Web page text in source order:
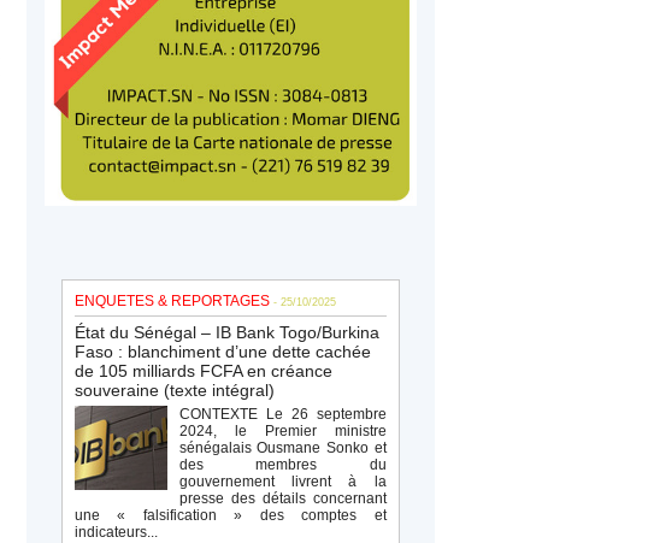
ENQUETES & REPORTAGES - 25/10/2025
État du Sénégal – IB Bank Togo/Burkina
Faso : blanchiment d’une dette cachée
de 105 milliards FCFA en créance
souveraine (texte intégral)
CONTEXTE Le 26 septembre
2024, le Premier ministre
sénégalais Ousmane Sonko et
des membres du
gouvernement livrent à la
presse des détails concernant
une « falsification » des comptes et
indicateurs...